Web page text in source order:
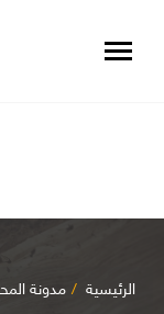
الرئيسية مدونة